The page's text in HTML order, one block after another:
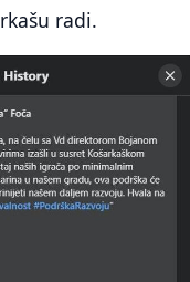
radi.